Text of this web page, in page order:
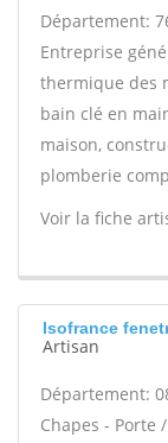
Département:
Entreprise
thermique des
bain clé en
maison,
plomberie
Voir la fiche
Isofrance
Artisan
Département:
Chapes - Porte